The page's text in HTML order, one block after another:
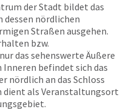
der Stadt bildet das
dessen nördlichen
Straßen ausgehen.
bzw.
das sehenswerte Äußere
Inneren befindet sich das
nördlich an das Schloss
dient als Veranstaltungsort